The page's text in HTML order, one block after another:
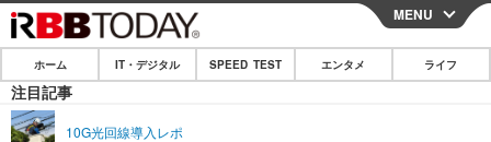
CLOSE
ホーム
IT・デジタル
MENU
ホーム IT・デジタル SPEED TEST エンタメ ライフ
注目記事
10G光回線導入レポ